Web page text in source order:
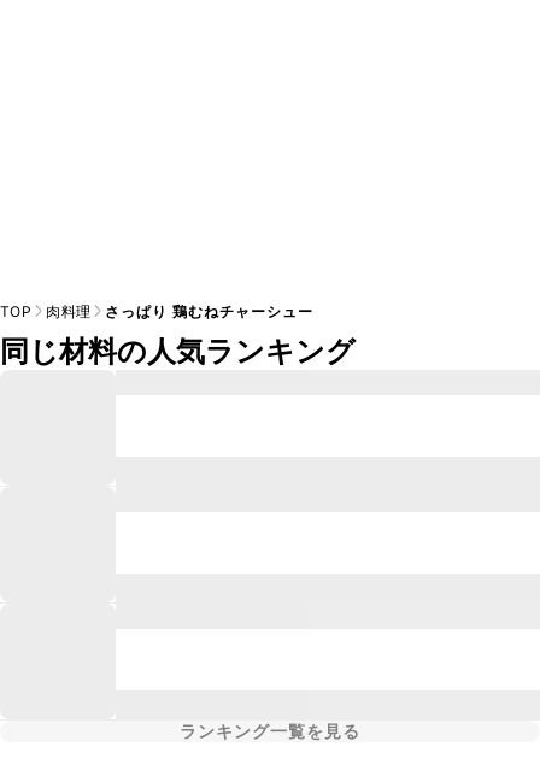
TOP 肉料理 さっぱり 鶏むねチャーシュー
同じ材料の人気ランキング
ランキング一覧を見る